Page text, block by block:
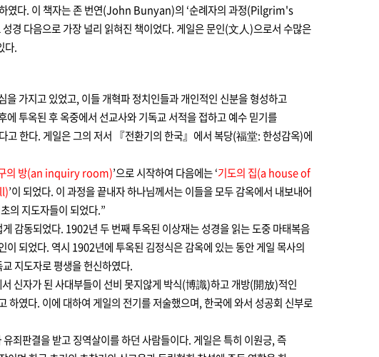
였다. 이 책자는 존 번연(John Bunyan)의 ‘순례자의 과정(Pilgrim's
경 다음으로 가장 널리 읽혀진 책이었다. 게일은 문인(文人)으로서 수많은
다.
가지고 있었고, 이들 개혁파 정치인들과 개인적인 신분을 형성하고
투옥된 후 옥중에서 선교사와 기독교 서적을 접하고 예수 믿기를
고 한다. 게일은 그의 저서 『전환기의 한국』에서 복당(福堂: 한성감옥)에
의 방(an inquiry room)’으로 시작하여 다음에는 ‘기도의 집(a house of
’이 되었다. 이 과정을 끝내자 하나님께서는 이들을 모두 감옥에서 내보내어
의 지도자들이 되었다.”
감동되었다. 1902년 두 번째 투옥된 이상재는 성경을 읽는 도중 마태복음
되었다. 역시 1902년에 투옥된 김정식은 감옥에 있는 동안 게일 목사의
지도자로 평생을 헌신하였다.
신자가 된 사대부들이 선비 못지않게 박식(博識)하고 개방(開放)적인
였다. 이에 대하여 게일의 전기를 저술했으며, 한국에 와서 성공회 신부로
죄판결을 받고 징역살이를 하던 사람들이다. 게일은 특히 이원긍, 즉